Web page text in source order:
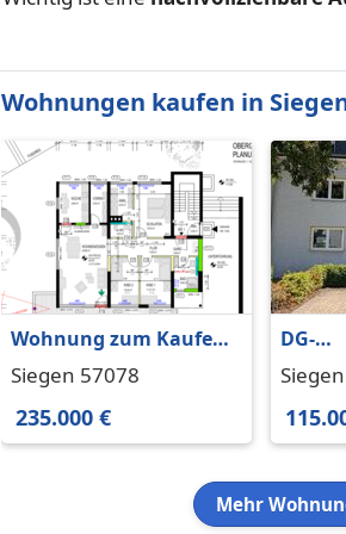
Wohnungen kaufen in
Wohnung zum Kaufen
in Siegen 235.000 €
Siegen 57078
235.000 €
DG-
Mehr